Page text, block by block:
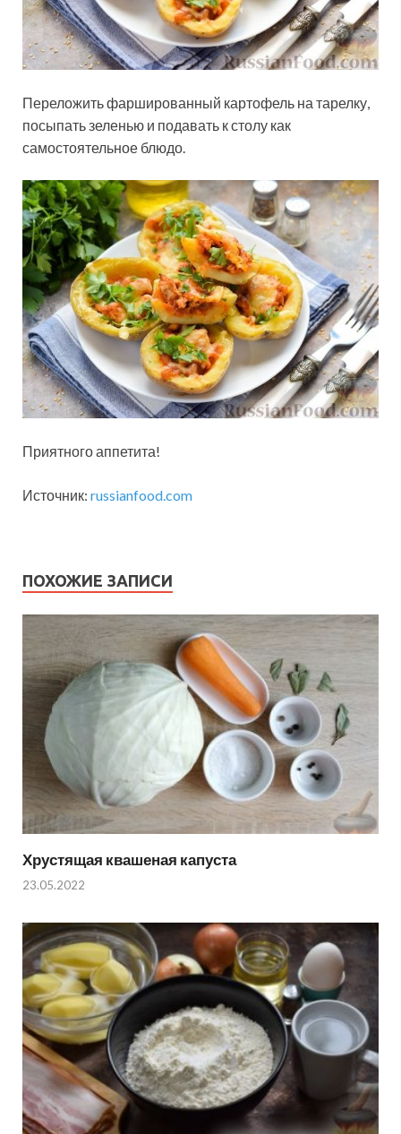
Переложить фаршированный картофель на тарелку,
посыпать зеленью и подавать к столу как
самостоятельное блюдо.
Приятного аппетита!
Источник: russianfood.com
ПОХОЖИЕ ЗАПИСИ
Хрустящая квашеная капуста
23.05.2022